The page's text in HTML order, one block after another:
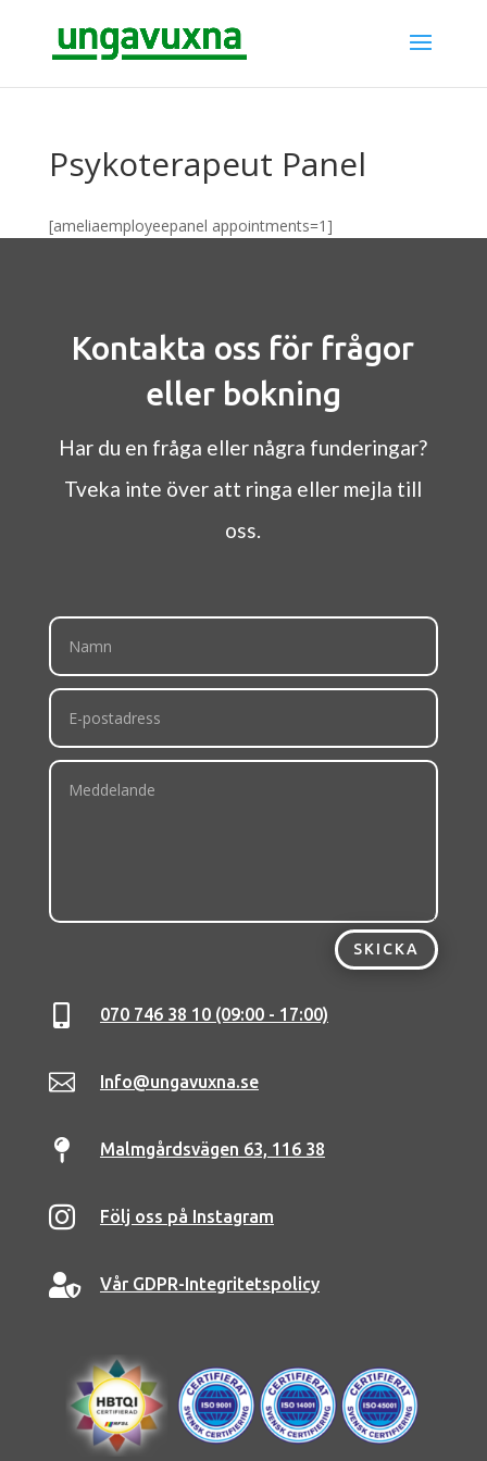
Psykoterapeut Panel
[ameliaemployeepanel appointments=1]
Kontakta oss för frågor
eller bokning
Har du en fråga eller några funderingar?
Tveka inte över att ringa eller mejla till
oss.
SKICKA
 070 746 38 10 (09:00 - 17:00)
 Info@ungavuxna.se
 Malmgårdsvägen 63, 116 38
 Följ oss på Instagram
 Vår GDPR-Integritetspolicy